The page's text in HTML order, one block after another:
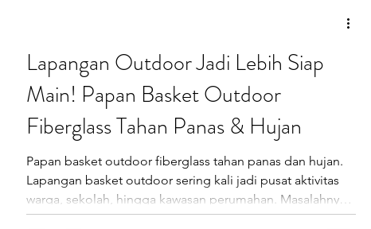
Lapangan Outdoor Jadi Lebih Siap
Main! Papan Basket Outdoor
Fiberglass Tahan Panas & Hujan
Papan basket outdoor fiberglass tahan panas dan hujan.
Lapangan basket outdoor sering kali jadi pusat aktivitas
warga, sekolah, hingga kawasan perumahan. Masalahnya,
banyak lapangan yang cepat rusak karena menggunakan